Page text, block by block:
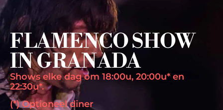
FLAMENCO SHOW
IN GRANADA
Shows elke dag om 18:00u, 20:00u* en
22:30u*.
(*) Optioneel diner